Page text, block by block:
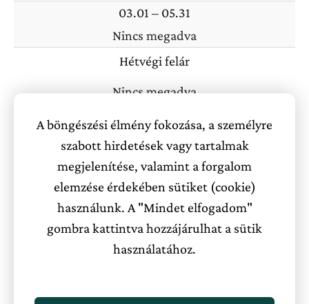
A böngészési élmény fokozása, a személyre
szabott hirdetések vagy tartalmak
megjelenítése, valamint a forgalom
elemzése érdekében sütiket (cookie)
használunk. A "Mindet elfogadom"
gombra kattintva hozzájárulhat a sütik
használatához.
03.01 – 05.31
Nincs megadva
Hétvégi felár
Nincs megadva
Akciós ajánlatok
ÁRAK : 2023
Alapvetően minimum 2 éjszakás foglalásokat
fogadunk
( 1 éjszakára 20 % felárral foglalható )